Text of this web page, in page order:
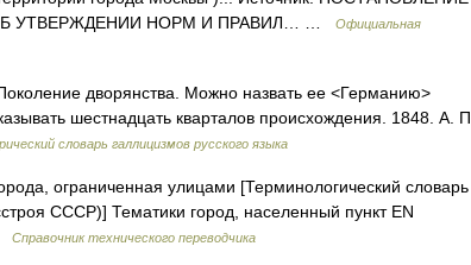
ОБ УТВЕРЖДЕНИИ НОРМ И ПРАВИЛ… …
Официальная
дворянства. Можно назвать ее <Германию>
шестнадцать кварталов происхождения. 1848. А. П.
словарь галлицизмов русского языка
ограниченная улицами [Терминологический словарь
СССР)] Тематики город, населенный пункт EN
Справочник технического переводчика